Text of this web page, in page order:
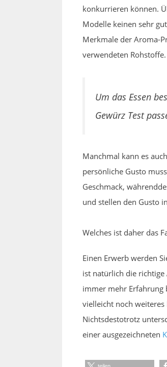
konkurrieren können.
Modelle keinen sehr
Merkmale der Aroma-
verwendeten Rohstoffe.
Um das Essen
Gewürz Test
Manchmal kann es
persönliche Gusto
Geschmack,
und stellen den Gusto
Welches ist daher das
Einen Erwerb werden
ist natürlich die
immer mehr Erfahrung
vielleicht noch weiteres
Nichtsdestotrotz
einer ausgezeichneten